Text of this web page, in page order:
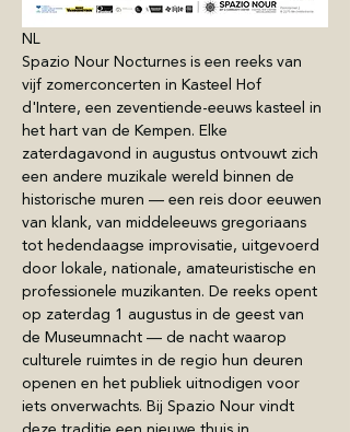
NL
Spazio Nour Nocturnes is een reeks van
vijf zomerconcerten in Kasteel Hof
d'Intere, een zeventiende-eeuws kasteel in
het hart van de Kempen. Elke
zaterdagavond in augustus ontvouwt zich
een andere muzikale wereld binnen de
historische muren — een reis door eeuwen
van klank, van middeleeuws gregoriaans
tot hedendaagse improvisatie, uitgevoerd
door lokale, nationale, amateuristische en
professionele muzikanten. De reeks opent
op zaterdag 1 augustus in de geest van
de Museumnacht — de nacht waarop
culturele ruimtes in de regio hun deuren
openen en het publiek uitnodigen voor
iets onverwachts. Bij Spazio Nour vindt